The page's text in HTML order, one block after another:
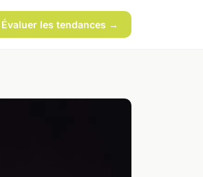
Évaluer les tendances →